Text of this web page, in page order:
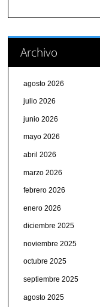
Archivo
agosto 2026
julio 2026
junio 2026
mayo 2026
abril 2026
marzo 2026
febrero 2026
enero 2026
diciembre 2025
noviembre 2025
octubre 2025
septiembre 2025
agosto 2025